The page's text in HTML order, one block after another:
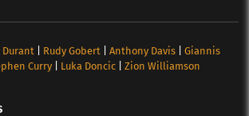
Durant Rudy Gobert Anthony Davis| Giannis
Curry| Luka Doncic| Zion Williamson